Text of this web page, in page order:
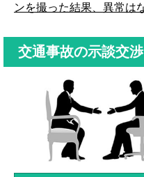
ンを撮った結果、異常は
交通事故の示談交